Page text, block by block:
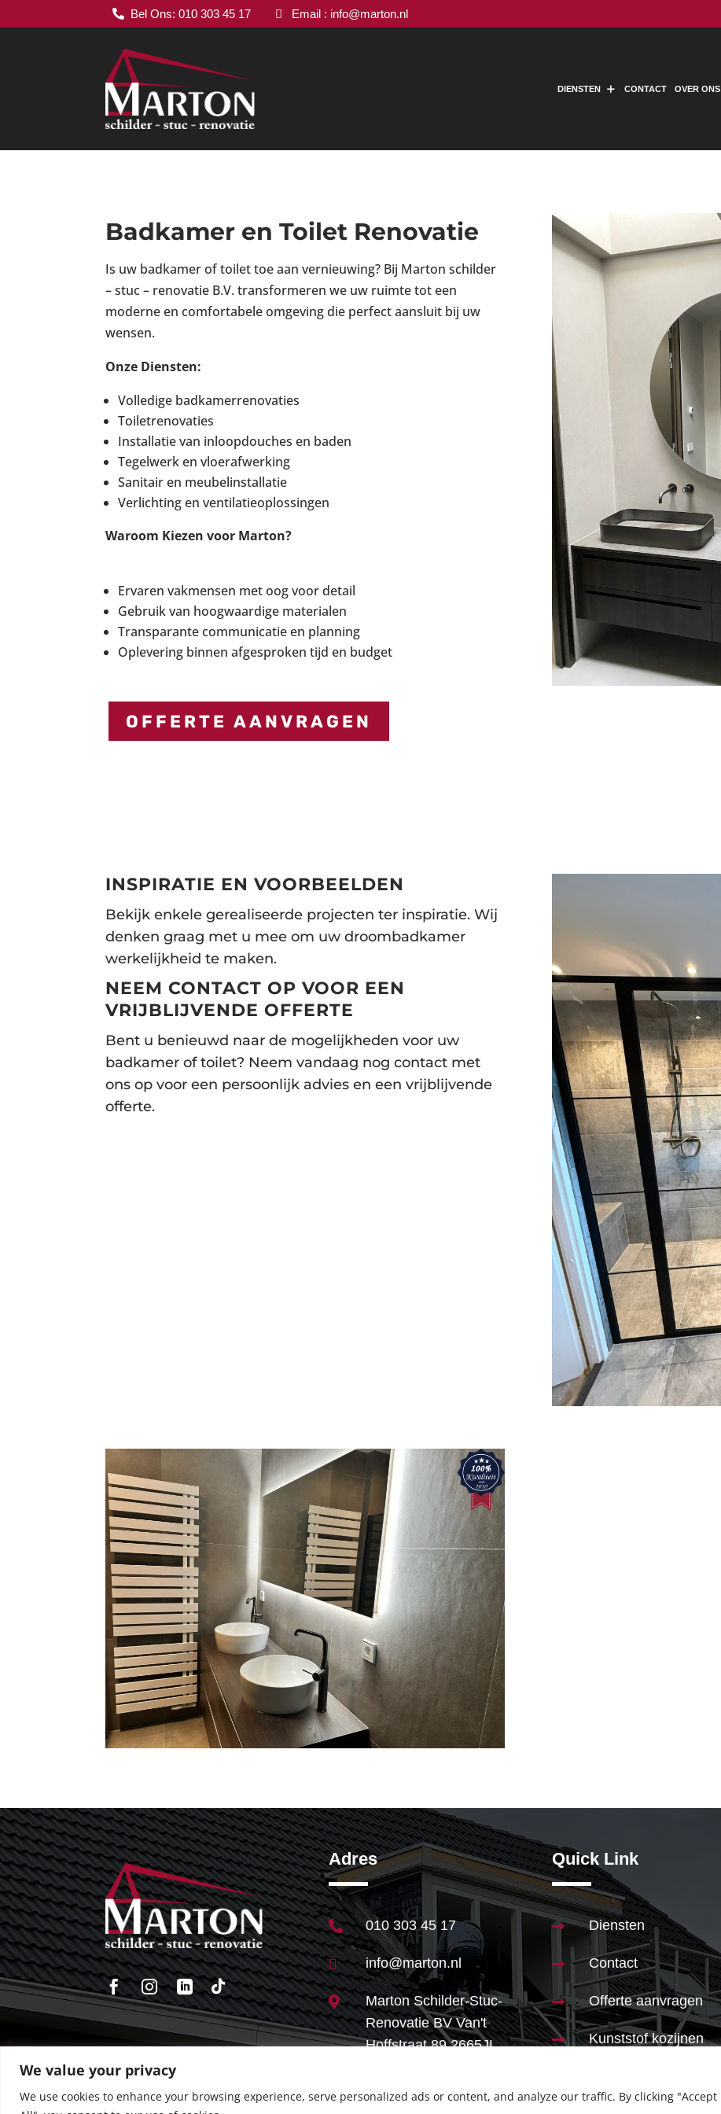
We value your privacy
We use cookies to enhance your browsing experience, serve personalized ads or content, and analyze our traffic. By clicking "Accept
 Bel Ons: 010 303 45 17  Email : info@marton.nl
DIENSTEN CONTACT OVER ONS
Badkamer en Toilet Renovatie
Is uw badkamer of toilet toe aan vernieuwing? Bij Marton schilder
– stuc – renovatie B.V. transformeren we uw ruimte tot een
moderne en comfortabele omgeving die perfect aansluit bij uw
wensen.
Onze Diensten:
Volledige badkamerrenovaties
Toiletrenovaties
Installatie van inloopdouches en baden
Tegelwerk en vloerafwerking
Sanitair en meubelinstallatie
Verlichting en ventilatieoplossingen
Waroom Kiezen voor Marton?
Ervaren vakmensen met oog voor detail
Gebruik van hoogwaardige materialen
Transparante communicatie en planning
Oplevering binnen afgesproken tijd en budget
OFFERTE AANVRAGEN
INSPIRATIE EN VOORBEELDEN
Bekijk enkele gerealiseerde projecten ter inspiratie. Wij
denken graag met u mee om uw droombadkamer
werkelijkheid te maken.
NEEM CONTACT OP VOOR EEN
VRIJBLIJVENDE OFFERTE
Bent u benieuwd naar de mogelijkheden voor uw
badkamer of toilet? Neem vandaag nog contact met
ons op voor een persoonlijk advies en een vrijblijvende
offerte.
   
Adres
 010 303 45 17
 info@marton.nl

Marton Schilder-Stuc-
Renovatie BV Van't
Hoffstraat 89 2665JL
Quick Link
 Diensten
 Contact
 Offerte aanvragen
 Kunststof kozijnen